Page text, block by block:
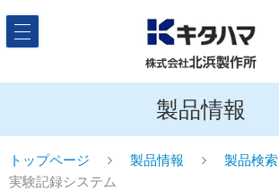
製品情報
トップページ 製品情報
製品検索
実験記録システム